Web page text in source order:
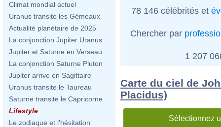
Climat mondial actuel
Uranus transite les Gémeaux
Actualité planétaire de 2025
La conjonction Jupiter Uranus
Jupiter et Saturne en Verseau
La conjonction Saturne Pluton
Jupiter arrive en Sagittaire
Uranus transite le Taureau
Saturne transite le Capricorne
Lifestyle
Le zodiaque et l'hésitation
78 146 célébrités et
Chercher par
1 207
Carte du ciel de
Placidus)
Sélectionnez